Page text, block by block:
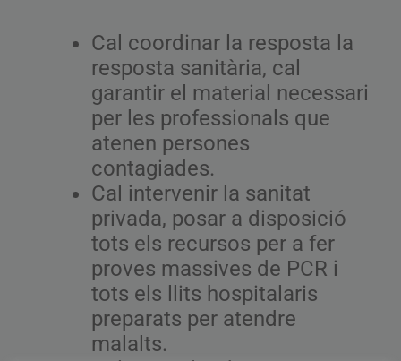
Cal coordinar la resposta la
resposta sanitària, cal
garantir el material necessari
per les professionals que
atenen persones
contagiades.
Cal intervenir la sanitat
privada, posar a disposició
tots els recursos per a fer
proves massives de PCR i
tots els llits hospitalaris
preparats per atendre
malalts.